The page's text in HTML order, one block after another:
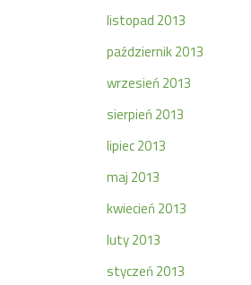
listopad 2013
październik 2013
wrzesień 2013
sierpień 2013
lipiec 2013
maj 2013
kwiecień 2013
luty 2013
styczeń 2013